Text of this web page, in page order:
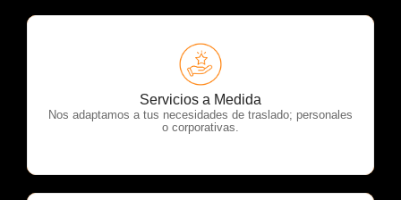
Servicios a Medida
Nos adaptamos a tus necesidades de traslado; personales
o corporativas.
OTP Servicios